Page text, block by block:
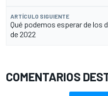
ARTÍCULO SIGUIENTE
Qué podemos esperar de los
de 2022
COMENTARIOS